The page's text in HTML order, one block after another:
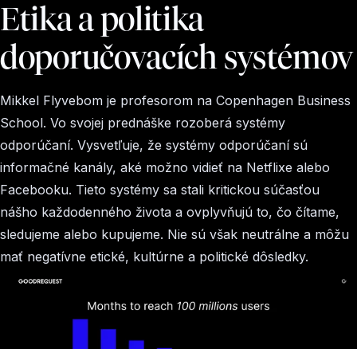
Etika a politika
doporučovacích systémov
Mikkel Flyvebom je profesorom na Copenhagen Business
School. Vo svojej prednáške rozoberá systémy
odporúčaní. Vysvetľuje, že systémy odporúčaní sú
informačné kanály, aké možno vidieť na Netflixe alebo
Facebooku. Tieto systémy sa stali kritickou súčasťou
nášho každodenného života a ovplyvňujú to, čo čítame,
sledujeme alebo kupujeme. Nie sú však neutrálne a môžu
mať negatívne etické, kultúrne a politické dôsledky.